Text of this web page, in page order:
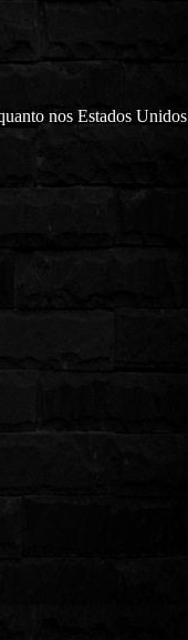
nos Estados